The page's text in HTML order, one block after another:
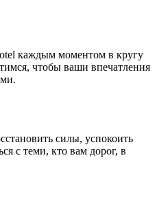
каждым моментом в кругу
чтобы ваши впечатления
силы, успокоить
с теми, кто вам дорог, в